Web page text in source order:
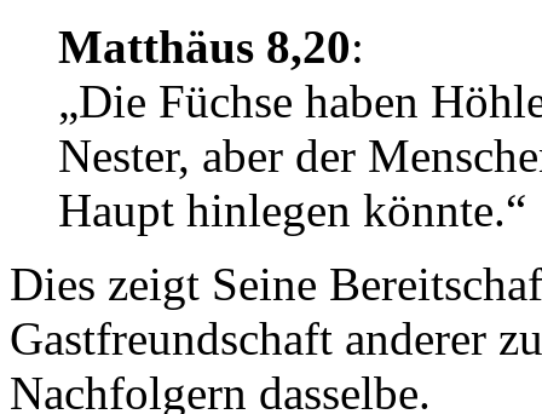
Matthäus 8,20:
„Die Füchse haben
Nester, aber der
Haupt hinlegen könnte.“
Dies zeigt Seine
Gastfreundschaft anderer
Nachfolgern dasselbe.